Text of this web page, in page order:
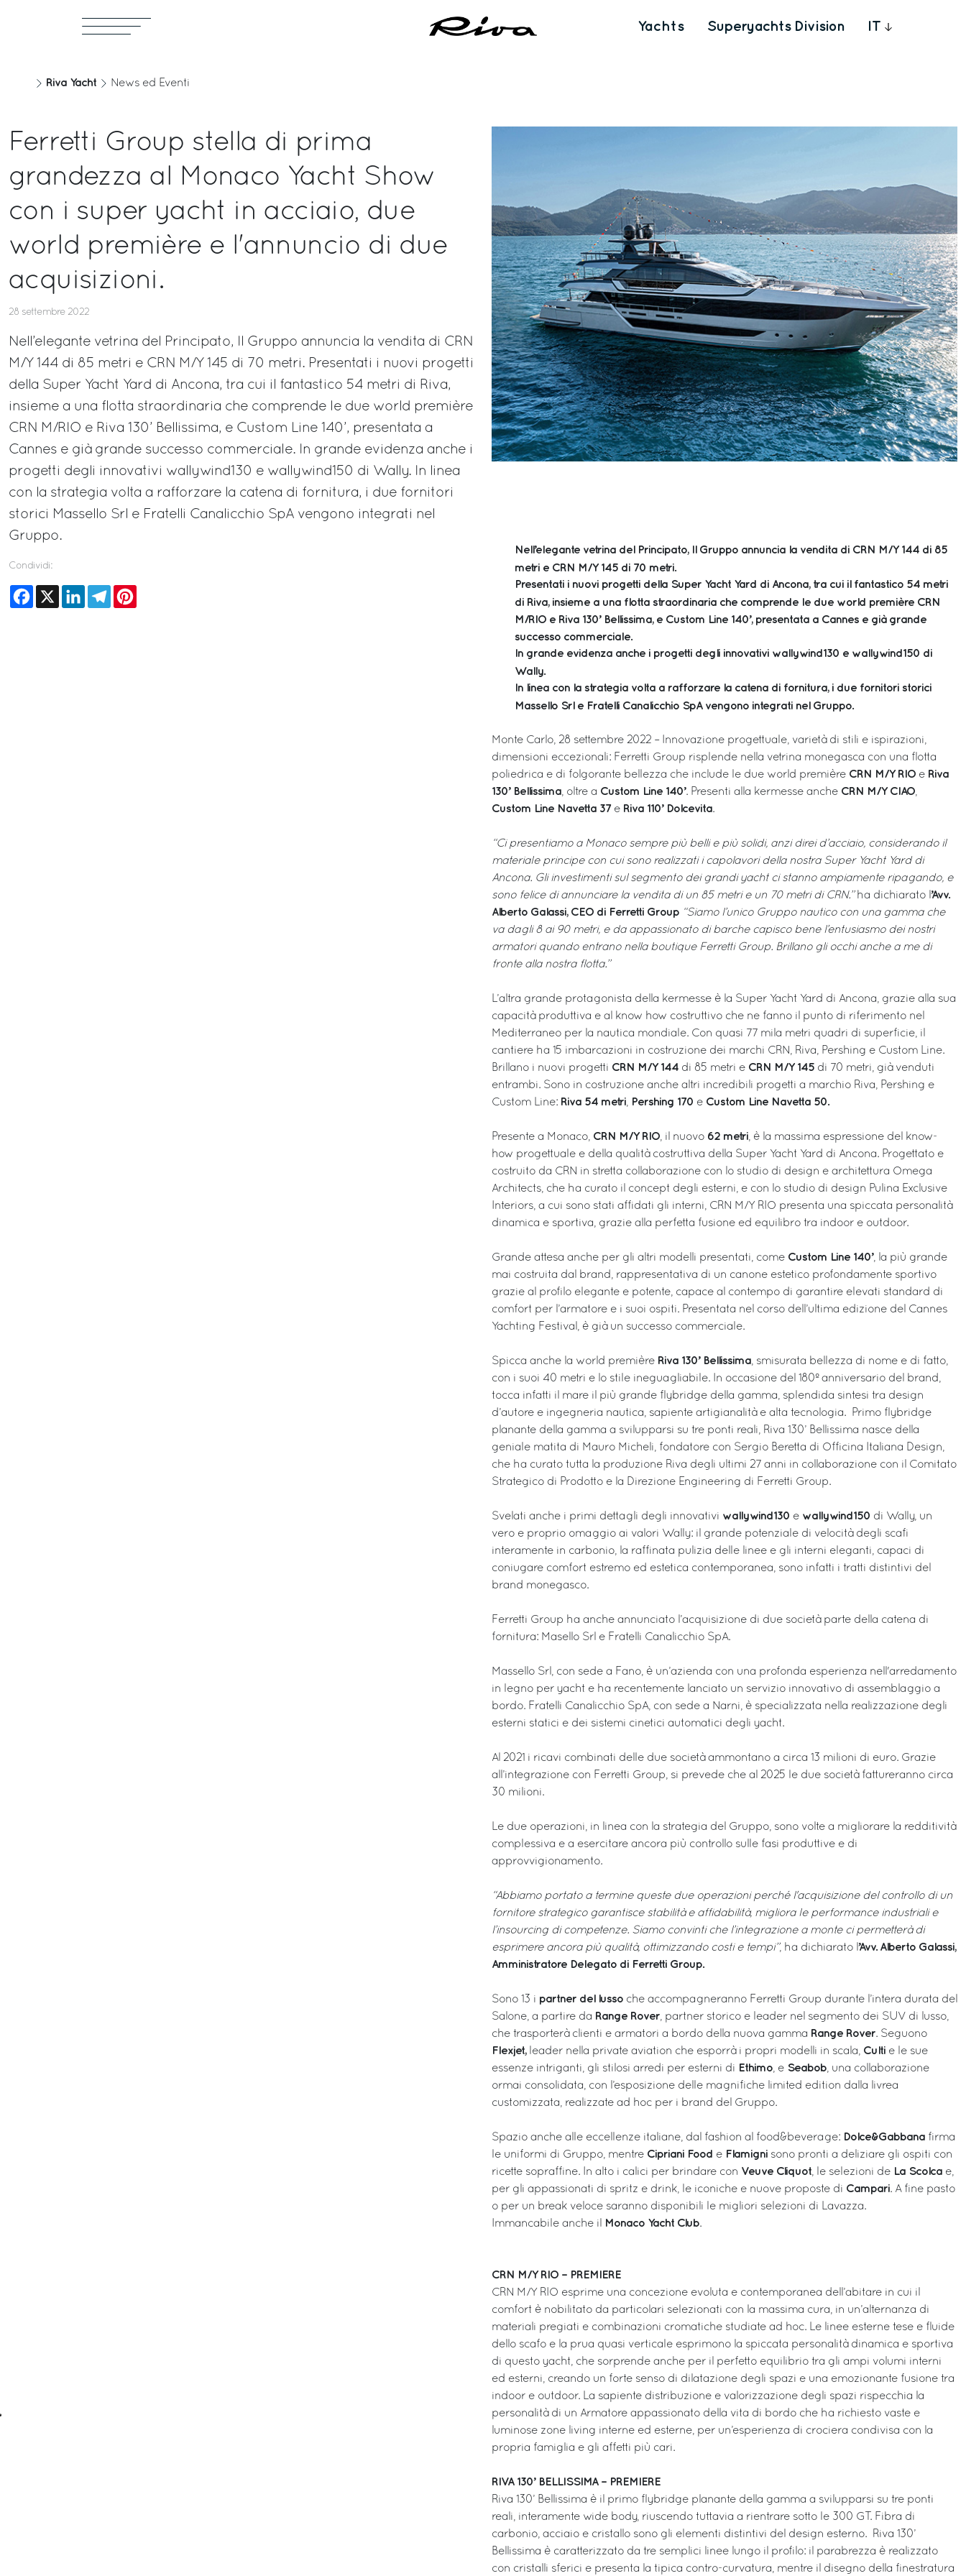
Yachts Superyachts Division IT
Riva Yacht News ed Eventi
Ferretti Group stella di prima
grandezza al Monaco Yacht Show
con i super yacht in acciaio, due
world première e l'annuncio di due
acquisizioni.
28 settembre 2022
Nell’elegante vetrina del Principato, Il Gruppo annuncia la vendita di CRN
M/Y 144 di 85 metri e CRN M/Y 145 di 70 metri. Presentati i nuovi progetti
della Super Yacht Yard di Ancona, tra cui il fantastico 54 metri di Riva,
insieme a una flotta straordinaria che comprende le due world première
CRN M/RIO e Riva 130’ Bellissima, e Custom Line 140’, presentata a
Cannes e già grande successo commerciale. In grande evidenza anche i
progetti degli innovativi wallywind130 e wallywind150 di Wally. In linea
con la strategia volta a rafforzare la catena di fornitura, i due fornitori
storici Massello Srl e Fratelli Canalicchio SpA vengono integrati nel
Gruppo.
Condividi:
Facebook
X LinkedInTelegram
Nell’elegante vetrina del Principato, Il Gruppo annuncia la vendita di CRN M/Y 144 di 85
metri e CRN M/Y 145 di 70 metri.
Presentati i nuovi progetti della Super Yacht Yard di Ancona, tra cui il fantastico 54 metri
di Riva, insieme a una flotta straordinaria che comprende le due world première CRN
M/RIO e Riva 130’ Bellissima, e Custom Line 140’, presentata a Cannes e già grande
successo commerciale.
In grande evidenza anche i progetti degli innovativi wallywind130 e wallywind150 di
Wally.
In linea con la strategia volta a rafforzare la catena di fornitura, i due fornitori storici
Massello Srl e Fratelli Canalicchio SpA vengono integrati nel Gruppo.
Monte Carlo, 28 settembre 2022 – Innovazione progettuale, varietà di stili e ispirazioni,
dimensioni eccezionali: Ferretti Group risplende nella vetrina monegasca con una flotta
poliedrica e di folgorante bellezza che include le due world première CRN M/Y RIO e Riva
130’ Bellissima , oltre a Custom Line 140’. Presenti alla kermesse anche CRN M/Y CIAO
Custom Line Navetta 37 e Riva 110’ Dolcevita.
“Ci presentiamo a Monaco sempre più belli e più solidi, anzi direi d’acciaio, considerando il
materiale principe con cui sono realizzati i capolavori della nostra Super Yacht Yard di
Ancona. Gli investimenti sul segmento dei grandi yacht ci stanno ampiamente ripagando, e
sono felice di annunciare la vendita di un 85 metri e un 70 metri di CRN.” ha dichiarato l ’Avv.
Alberto Galassi, CEO di Ferretti Group “Siamo l’unico Gruppo nautico con una gamma che
va dagli 8 ai 90 metri, e da appassionato di barche capisco bene l’entusiasmo dei nostri
armatori quando entrano nella boutique Ferretti Group. Brillano gli occhi anche a me di
fronte alla nostra flotta.”
L’altra grande protagonista della kermesse è la Super Yacht Yard di Ancona, grazie alla sua
capacità produttiva e al know how costruttivo che ne fanno il punto di riferimento nel
Mediterraneo per la nautica mondiale. Con quasi 77 mila metri quadri di superficie, il
cantiere ha 15 imbarcazioni in costruzione dei marchi CRN, Riva, Pershing e Custom Line.
Brillano i nuovi progetti CRN M/Y 144 di 85 metri e CRN M/Y 145 di 70 metri, già venduti
entrambi. Sono in costruzione anche altri incredibili progetti a marchio Riva, Pershing e
Custom Line: Riva 54 metri Pershing 170 e Custom Line Navetta 50.
Presente a Monaco, CRN M/Y RIO , il nuovo 62 metri , è la massima espressione del know-
how progettuale e della qualità costruttiva della Super Yacht Yard di Ancona. Progettato e
costruito da CRN in stretta collaborazione con lo studio di design e architettura Omega
Architects, che ha curato il concept degli esterni, e con lo studio di design Pulina Exclusive
Interiors, a cui sono stati affidati gli interni, CRN M/Y RIO presenta una spiccata personalità
dinamica e sportiva, grazie alla perfetta fusione ed equilibro tra indoor e outdoor.
Grande attesa anche per gli altri modelli presentati, come Custom Line 140’, la più grande
mai costruita dal brand, rappresentativa di un canone estetico profondamente sportivo
grazie al profilo elegante e potente, capace al contempo di garantire elevati standard di
comfort per l’armatore e i suoi ospiti. Presentata nel corso dell’ultima edizione del Cannes
Yachting Festival, è già un successo commerciale.
Spicca anche la world première Riva 130’ Bellissima , smisurata bellezza di nome e di fatto,
con i suoi 40 metri e lo stile ineguagliabile. In occasione del 180º anniversario del brand,
tocca infatti il mare il più grande flybridge della gamma, splendida sintesi tra design
d’autore e ingegneria nautica, sapiente artigianalità e alta tecnologia. Primo flybridge
planante della gamma a svilupparsi su tre ponti reali, Riva 130’ Bellissima nasce della
geniale matita di Mauro Micheli, fondatore con Sergio Beretta di Officina Italiana Design,
che ha curato tutta la produzione Riva degli ultimi 27 anni in collaborazione con il Comitato
Strategico di Prodotto e la Direzione Engineering di Ferretti Group.
Svelati anche i primi dettagli degli innovativi wallywind130 e wallywind150 di Wally, un
vero e proprio omaggio ai valori Wally: il grande potenziale di velocità degli scafi
interamente in carbonio, la raffinata pulizia delle linee e gli interni eleganti, capaci di
coniugare comfort estremo ed estetica contemporanea, sono infatti i tratti distintivi del
brand monegasco.
Ferretti Group ha anche annunciato l’acquisizione di due società parte della catena di
fornitura: Masello Srl e Fratelli Canalicchio SpA.
Massello Srl, con sede a Fano, è un’azienda con una profonda esperienza nell'arredamento
in legno per yacht e ha recentemente lanciato un servizio innovativo di assemblaggio a
bordo. Fratelli Canalicchio SpA, con sede a Narni, è specializzata nella realizzazione degli
esterni statici e dei sistemi cinetici automatici degli yacht.
Al 2021 i ricavi combinati delle due società ammontano a circa 13 milioni di euro. Grazie
all’integrazione con Ferretti Group, si prevede che al 2025 le due società fattureranno circa
30 milioni.
Le due operazioni, in linea con la strategia del Gruppo, sono volte a migliorare la redditività
complessiva e a esercitare ancora più controllo sulle fasi produttive e di
approvvigionamento.
“Abbiamo portato a termine queste due operazioni perché l'acquisizione del controllo di un
fornitore strategico garantisce stabilità e affidabilità, migliora le performance industriali e
l’insourcing di competenze. Siamo convinti che l’integrazione a monte ci permetterà di
esprimere ancora più qualità, ottimizzando costi e tempi”, ha dichiarato l ’Avv. Alberto Galassi,
Amministratore Delegato di Ferretti Group.
Sono 13 i partner del lusso che accompagneranno Ferretti Group durante l’intera durata del
Salone, a partire da Range Rover , partner storico e leader nel segmento dei SUV di lusso,
che trasporterà clienti e armatori a bordo della nuova gamma Range Rover. Seguono
Flexjet,leader nella private aviation che esporrà i propri modelli in scala, Culti e le sue
essenze intriganti, gli stilosi arredi per esterni di Ethimo , e Seabob , una collaborazione
ormai consolidata, con l’esposizione delle magnifiche limited edition dalla livrea
customizzata, realizzate ad hoc per i brand del Gruppo.
Spazio anche alle eccellenze italiane, dal fashion al food&beverage: Dolce&Gabbana firma
le uniformi di Gruppo, mentre Cipriani Food e Flamigni sono pronti a deliziare gli ospiti con
ricette sopraffine. In alto i calici per brindare con Veuve Cliquot , le selezioni de La Scolca e,
per gli appassionati di spritz e drink, le iconiche e nuove proposte di Campari. A fine pasto
o per un break veloce saranno disponibili le migliori selezioni di Lavazza.
Immancabile anche il
Monaco Yacht Club.
CRN M/Y RIO – PREMIERE
CRN M/Y RIO esprime una concezione evoluta e contemporanea dell’abitare in cui il
comfort è nobilitato da particolari selezionati con la massima cura, in un’alternanza di
materiali pregiati e combinazioni cromatiche studiate ad hoc. Le linee esterne tese e fluide
dello scafo e la prua quasi verticale esprimono la spiccata personalità dinamica e sportiva
di questo yacht, che sorprende anche per il perfetto equilibrio tra gli ampi volumi interni
ed esterni, creando un forte senso di dilatazione degli spazi e una emozionante fusione tra
indoor e outdoor. La sapiente distribuzione e valorizzazione degli spazi rispecchia la
personalità di un Armatore appassionato della vita di bordo che ha richiesto vaste e
luminose zone living interne ed esterne, per un’esperienza di crociera condivisa con la
propria famiglia e gli affetti più cari.
RIVA 130’ BELLISSIMA – PREMIERE
Riva 130’ Bellissima è il primo flybridge planante della gamma a svilupparsi su tre ponti
reali, interamente wide body, riuscendo tuttavia a rientrare sotto le 300 GT. Fibra di
carbonio, acciaio e cristallo sono gli elementi distintivi del design esterno. Riva 130’
Bellissima è caratterizzato da tre semplici linee lungo il profilo: il parabrezza è realizzato
con cristalli sferici e presenta la tipica contro-curvatura, mentre il disegno della finestratura